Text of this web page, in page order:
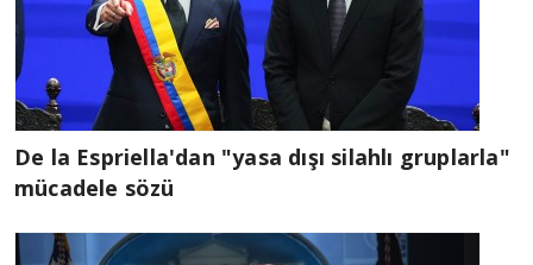
De la Espriella'dan "yasa dışı silahlı gruplarla"
mücadele sözü